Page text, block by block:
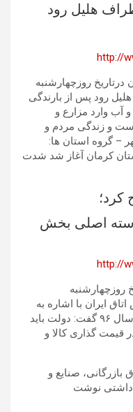
هلیل رود
http://
روزچهارشنبه
هلیل رود پس از بارندگی
آب وارد مزارع و
و زندگی مردم و
– گروه استان ها:
کرمان آغاز شد شدت
کرد؛
اصلی بخش
http://
روزچهارشنبه
اتاق ایران با اشاره به
مطالبات بخش خصوصی از دولت در سال ۹۶ گفت: دولت باید
قیمت گذاری کالا و
بازرگانی، صنایع و
نوشت